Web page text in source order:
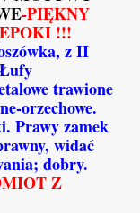
-PIĘKNY
!!!
z II
trawione
orzechowe.
Prawy zamek
widać
dobry.
Z